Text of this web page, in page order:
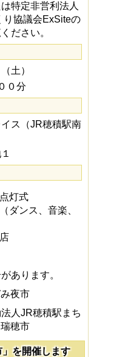
特定非営利法人
り協議会ExSiteの
ださい。
土）
０分
ス（JR穂積駅南
灯式
ダンス、音楽、
あります。
人JR穂積駅まち
穂市
」を開催します